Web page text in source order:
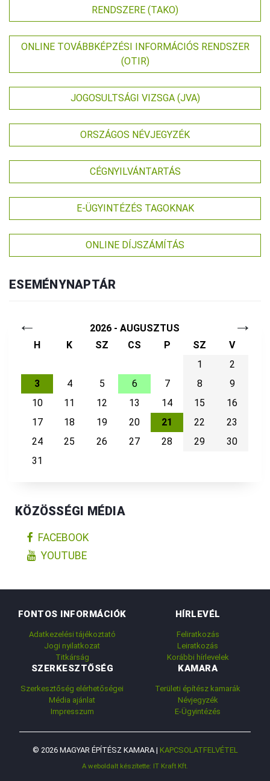
RENDSZERE (TAKO)
ONLINE TOVÁBBKÉPZÉSI INFORMÁCIÓS RENDSZER
(OTIR)
JOGOSULTSÁGI VIZSGA (JVA)
ORSZÁGOS NÉVJEGYZÉK
CÉGNYILVÁNTARTÁS
E-ÜGYINTÉZÉS TAGOKNAK
ONLINE DÍJSZÁMÍTÁS
ESEMÉNYNAPTÁR
← 2026 - AUGUSZTUS →
H K SZ CS P SZ
V
1
2
3
4 5 6 7 8
9
10
11 12 13 14 15
16
17
18 19 20 21 22
23
24
25 26 27 28 29
30
31
KÖZÖSSÉGI MÉDIA
FACEBOOK
YOUTUBE
FONTOS INFORMÁCIÓK
Adatkezelési tájékoztató
Jogi nyilatkozat
Titkárság
HÍRLEVÉL
Feliratkozás
Leiratkozás
Korábbi hírlevelek
SZERKESZTŐSÉG
Szerkesztőség elérhetőségei
Média ajánlat
Impresszum
KAMARA
Területi építész kamarák
Névjegyzék
E-Ügyintézés
© 2026 MAGYAR ÉPÍTÉSZ KAMARA | KAPCSOLATFELVÉTEL
A weboldalt készítette: IT Kraft Kft.